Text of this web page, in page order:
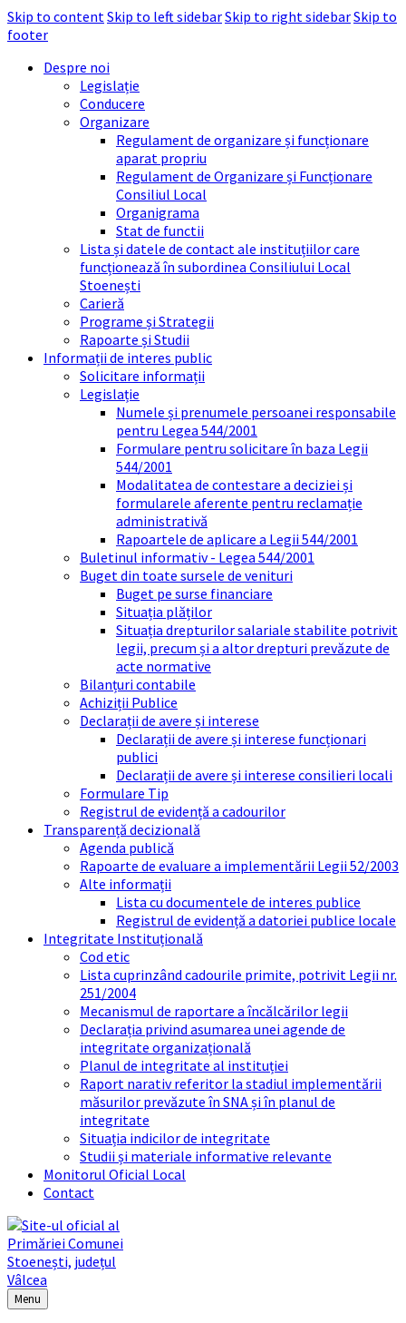
Skip to contentSkip to left sidebarSkip to right sidebarSkip to
footer
Despre noi
Legislație
Conducere
Organizare
Regulament de organizare și funcționare
aparat propriu
Regulament de Organizare și Funcționare
Consiliul Local
Organigrama
Stat de functii
Lista și datele de contact ale instituțiilor care
funcționează în subordinea Consiliului Local
Stoenești
Carieră
Programe și Strategii
Rapoarte și Studii
Informații de interes public
Solicitare informații
Legislație
Numele și prenumele persoanei responsabile
pentru Legea 544/2001
Formulare pentru solicitare în baza Legii
544/2001
Modalitatea de contestare a deciziei și
formularele aferente pentru reclamație
administrativă
Rapoartele de aplicare a Legii 544/2001
Buletinul informativ - Legea 544/2001
Buget din toate sursele de venituri
Buget pe surse financiare
Situația plăților
Situația drepturilor salariale stabilite potrivit
legii, precum și a altor drepturi prevăzute de
acte normative
Bilanțuri contabile
Achiziții Publice
Declarații de avere și interese
Declarații de avere și interese funcționari
publici
Declarații de avere și interese consilieri locali
Formulare Tip
Registrul de evidență a cadourilor
Transparență decizională
Agenda publică
Rapoarte de evaluare a implementării Legii 52/2003
Alte informații
Lista cu documentele de interes publice
Registrul de evidență a datoriei publice locale
Integritate Instituțională
Cod etic
Lista cuprinzând cadourile primite, potrivit Legii nr.
251/2004
Mecanismul de raportare a încălcărilor legii
Declarația privind asumarea unei agende de
integritate organizațională
Planul de integritate al instituției
Raport narativ referitor la stadiul implementării
măsurilor prevăzute în SNA și în planul de
integritate
Situația indicilor de integritate
Studii și materiale informative relevante
Monitorul Oficial Local
Contact
Menu